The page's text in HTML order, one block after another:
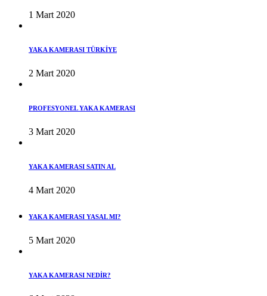
1 Mart 2020
YAKA KAMERASI TÜRKİYE
2 Mart 2020
PROFESYONEL YAKA KAMERASI
3 Mart 2020
YAKA KAMERASI SATIN AL
4 Mart 2020
YAKA KAMERASI YASAL MI?
5 Mart 2020
YAKA KAMERASI NEDİR?